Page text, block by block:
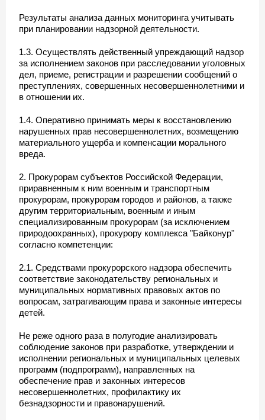
Результаты анализа данных мониторинга учитывать
при планировании надзорной деятельности.
1.3. Осуществлять действенный упреждающий надзор
за исполнением законов при расследовании уголовных
дел, приеме, регистрации и разрешении сообщений о
преступлениях, совершенных несовершеннолетними и
в отношении их.
1.4. Оперативно принимать меры к восстановлению
нарушенных прав несовершеннолетних, возмещению
материального ущерба и компенсации морального
вреда.
2. Прокурорам субъектов Российской Федерации,
приравненным к ним военным и транспортным
прокурорам, прокурорам городов и районов, а также
другим территориальным, военным и иным
специализированным прокурорам (за исключением
природоохранных), прокурору комплекса "Байконур"
согласно компетенции:
2.1. Средствами прокурорского надзора обеспечить
соответствие законодательству региональных и
муниципальных нормативных правовых актов по
вопросам, затрагивающим права и законные интересы
детей.
Не реже одного раза в полугодие анализировать
соблюдение законов при разработке, утверждении и
исполнении региональных и муниципальных целевых
программ (подпрограмм), направленных на
обеспечение прав и законных интересов
несовершеннолетних, профилактику их
безнадзорности и правонарушений.